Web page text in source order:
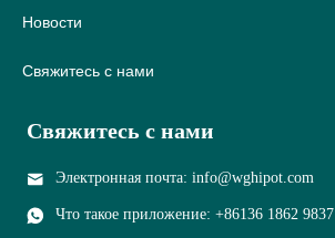
Новости
Свяжитесь с нами
Свяжитесь с нами
Электронная почта: info@wghipot.com
Что такое приложение: +86136 1862 9837